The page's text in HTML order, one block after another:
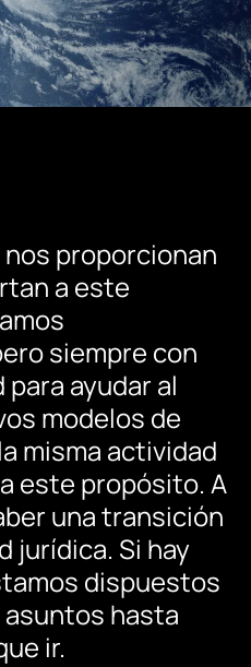
nos proporcionan
a este
siempre con
para ayudar al
modelos de
la misma actividad
a este propósito. A
unatransición
jurídica. Si hay
dispuestos
asuntos hasta
ir.